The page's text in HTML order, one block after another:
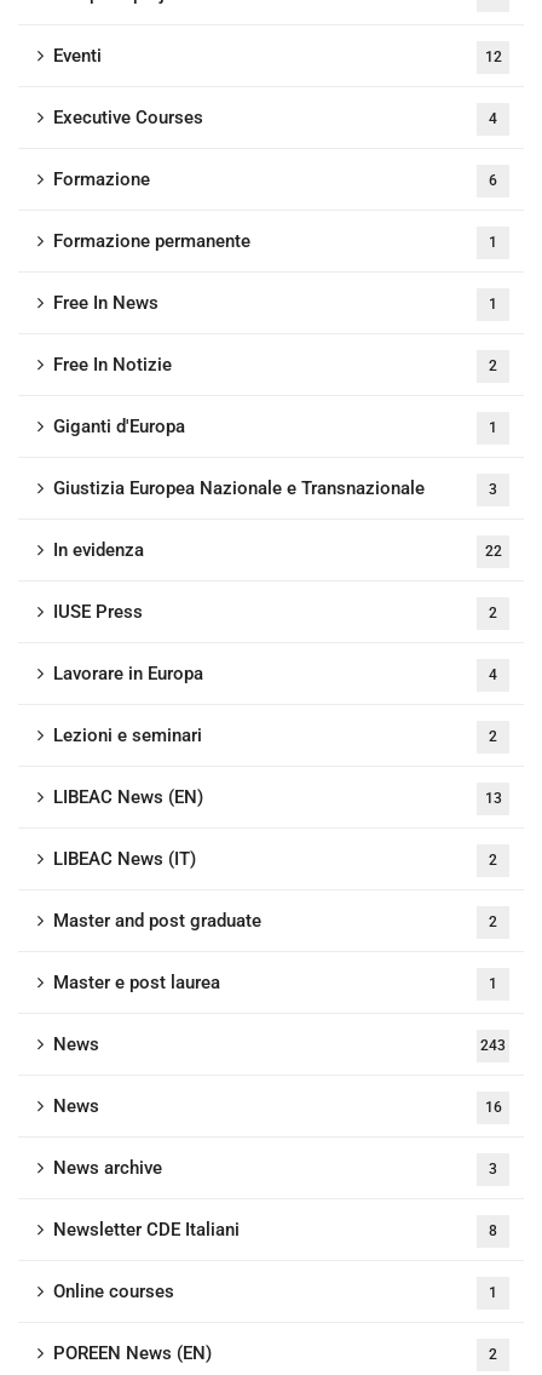
Eventi 12
Executive Courses 4
Formazione 6
Formazione permanente 1
Free In News 1
Free In Notizie 2
Giganti d'Europa 1
Giustizia Europea Nazionale e Transnazionale 3
In evidenza 22
IUSE Press 2
Lavorare in Europa 4
Lezioni e seminari 2
LIBEAC News (EN) 13
LIBEAC News (IT) 2
Master and post graduate 2
Master e post laurea 1
News 243
News 16
News archive 3
Newsletter CDE Italiani 8
Online courses 1
POREEN News (EN) 2